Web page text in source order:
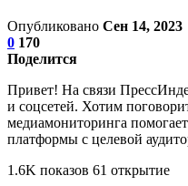
Опубликовано Сен 14, 2023
0 170
Поделится
Привет! На связи
и соцсетей. Хотим
медиамониторинга
платформы с целевой
1.6K показов 61 открытие